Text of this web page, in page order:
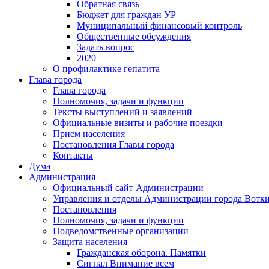
Обратная связь
Бюджет для граждан УР
Муниципальный финансовый контроль
Общественные обсуждения
Задать вопрос
2020
О профилактике гепатита
Глава города
Глава города
Полномочия, задачи и функции
Тексты выступлений и заявлений
Официальные визиты и рабочие поездки
Прием населения
Постановления Главы города
Контакты
Дума
Администрация
Официальный сайт Администрации
Управления и отделы Администрации города
Постановления
Полномочия, задачи и функции
Подведомственные организации
Защита населения
Гражданская оборона. Памятки
Сигнал Внимание всем